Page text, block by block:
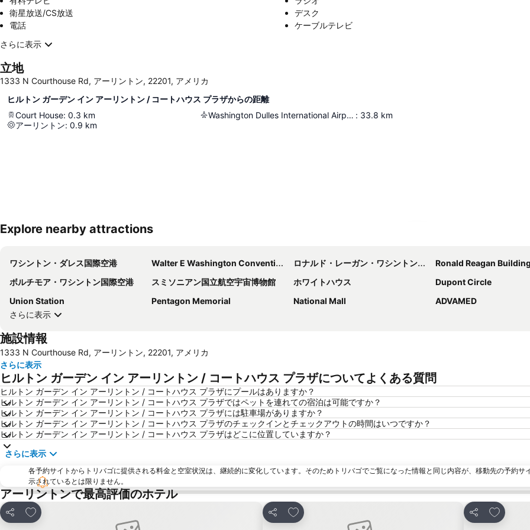
衛星放送/CS放送
デスク
電話
ケーブルテレビ
さらに表示
立地
1333 N Courthouse Rd, アーリントン, 22201, アメリカ
ヒルトン ガーデン イン アーリントン / コートハウス プラザからの距離
Court House: 0.3 km
アーリントン: 0.9 km
Washington Dulles International Airport : 33.8 km
Explore nearby attractions
ワシントン・ダレス国際空港 Walter E Washington Convention Center ロナルド・レーガン・ワシントン・ナショナル空港
Ronald Reagan Building and
ボルチモア・ワシントン国際空港
スミソニアン国立航空宇宙博物館 ホワイトハウス
Dupont Circle
Union Station
Pentagon Memorial National Mall
ADVAMED
さらに表示
施設情報
1333 N Courthouse Rd, アーリントン, 22201, アメリカ
さらに表示
ヒルトン ガーデン イン アーリントン / コートハウス プラザについてよくある質問
ヒルトン ガーデン イン アーリントン / コートハウス プラザにプールはありますか？
ヒルトン ガーデン イン アーリントン / コートハウス プラザではペットを連れての宿泊は可能ですか？
ヒルトン ガーデン イン アーリントン / コートハウス プラザには駐車場がありますか？
ヒルトン ガーデン イン アーリントン / コートハウス プラザのチェックインとチェックアウトの時間はいつですか？
ヒルトン ガーデン イン アーリントン / コートハウス プラザはどこに位置していますか？
さらに表示
各予約サイトからトリバゴに提供される料金と空室状況は、継続的に変化しています。そのためトリバゴでご覧になった情報と同じ内容が、移動先の予約サ
示されているとは限りません。
アーリントンで最高評価のホテル
シェア
お気に入りに追加
シェア
お気に入りに追加
シェア
お気に入